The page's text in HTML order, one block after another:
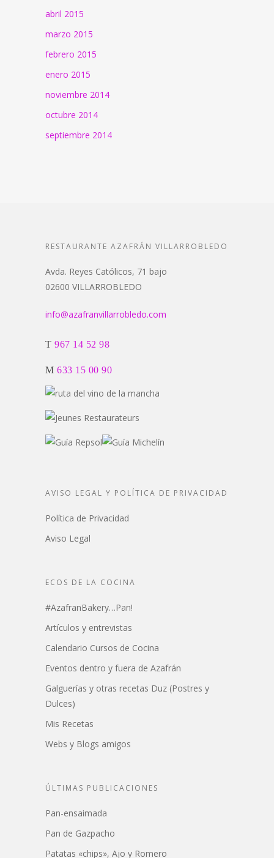
abril 2015
marzo 2015
febrero 2015
enero 2015
noviembre 2014
octubre 2014
septiembre 2014
RESTAURANTE AZAFRÁN VILLARROBLEDO
Avda. Reyes Católicos, 71 bajo
02600 VILLARROBLEDO
info@azafranvillarrobledo.com
T 967 14 52 98
M 633 15 00 90
AVISO LEGAL Y POLÍTICA DE PRIVACIDAD
Política de Privacidad
Aviso Legal
ECOS DE LA COCINA
#AzafranBakery…Pan!
Artículos y entrevistas
Calendario Cursos de Cocina
Eventos dentro y fuera de Azafrán
Galguerías y otras recetas Duz (Postres y
Dulces)
Mis Recetas
Webs y Blogs amigos
ÚLTIMAS PUBLICACIONES
Pan-ensaimada
Pan de Gazpacho
Patatas «chips», Ajo y Romero